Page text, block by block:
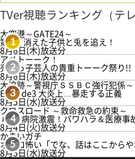
TVer視聴ランキング（テ
1
大空港～GATE24～
第3話 消えた子供と兎を追え！
8月6日(木)放送分
2
アメトーーク！
売れっ子芸人の貴重トーーク祭り!!
8月6日(木)放送分
3
大追跡～警視庁ＳＳＢＣ強行犯係
Episode3 大炎上…暴走する正義
8月5日(水)放送分
4
クロスロード ～救命救急の約束～
＃5 病院激震！パワハラ＆医療事
8月4日(火)放送分
5
かまいガチ
オモロ怖い「でな、話はここから
8月5日(水)放送分